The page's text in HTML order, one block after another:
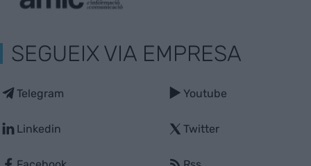
SEGUEIX VIA EMPRESA
Telegram
Linkedin
Youtube
Twitter